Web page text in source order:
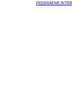
FEDERATIVE